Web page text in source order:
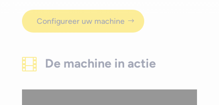
Configureer uw machine
 De machine in actie